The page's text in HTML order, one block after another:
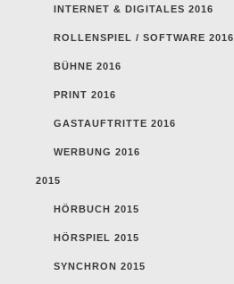
INTERNET & DIGITALES 2016
ROLLENSPIEL / SOFTWARE 2016
BÜHNE 2016
PRINT 2016
GASTAUFTRITTE 2016
WERBUNG 2016
2015
HÖRBUCH 2015
HÖRSPIEL 2015
SYNCHRON 2015